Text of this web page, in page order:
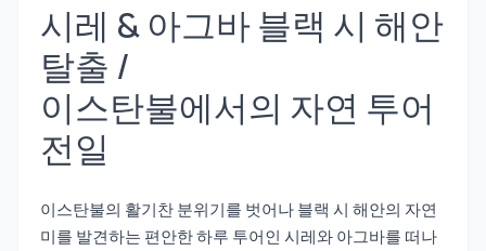
시레 & 아그바 블랙 시 해안
탈출 /
이스탄불에서의 자연 투어
전일
이스탄불의 활기찬 분위기를 벗어나 블랙 시 해안의 자연
미를 발견하는 편안한 하루 투어인 시레와 아그바를 떠나